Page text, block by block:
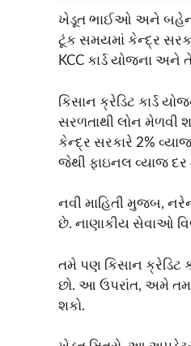
ખેડૂત ભાઈઓ અને બહેનો, શું
ટૂંક સમયમાં કેન્દ્ર
KCC કાર્ડ યોજના અને
કિસાન ક્રેડિટ કાર્ડ
સરળતાથી લોન મેળવી
કેન્દ્ર સરકારે 2%
જેથી ફાઇનલ વ્યાજ દર
નવી માહિતી મુજબ,
છે. નાણાકીય સેવાઓ
તમે પણ કિસાન
છો. આ ઉપરાંત, અમે
શકો.